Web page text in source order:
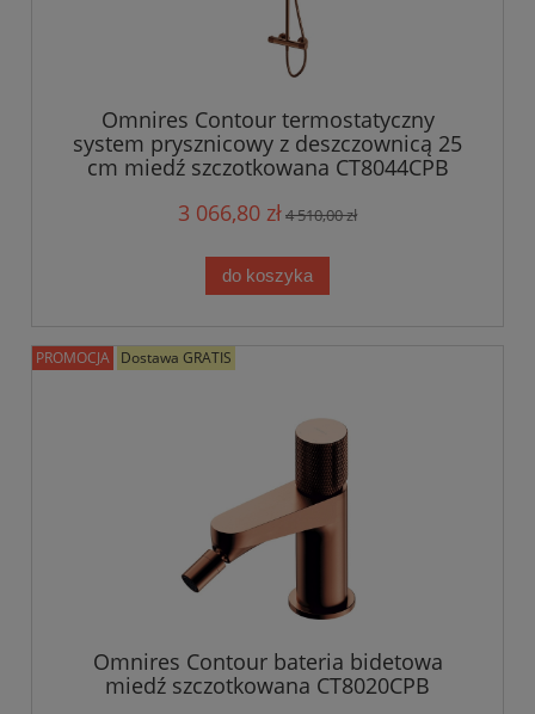
Omnires Contour termostatyczny
system prysznicowy z deszczownicą 25
cm miedź szczotkowana CT8044CPB
3 066,80 zł4 510,00 zł
do koszyka
Omnires Contour bateria bidetowa
miedź szczotkowana CT8020CPB
PROMOCJA Dostawa GRATIS